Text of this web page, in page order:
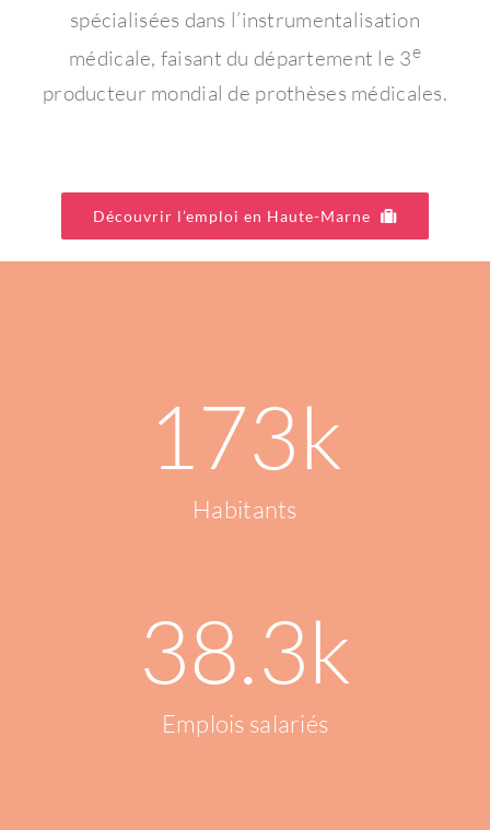
spécialisées dans l’instrumentalisation
médicale, faisant du département le 3e
producteur mondial de prothèses médicales.
Découvrir l’emploi en Haute-Marne
173k
Habitants
38.3k
Emplois salariés